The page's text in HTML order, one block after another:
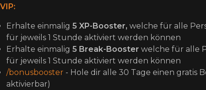
Erhalte einmalig 5 XP-Booster, welche für alle
für jeweils 1 Stunde aktiviert werden können
Erhalte einmalig 5 Break-Booster welche für alle
für jeweils 1 Stunde aktiviert werden können
/bonusbooster - Hole dir alle 30 Tage einen gratis
aktivierbar)